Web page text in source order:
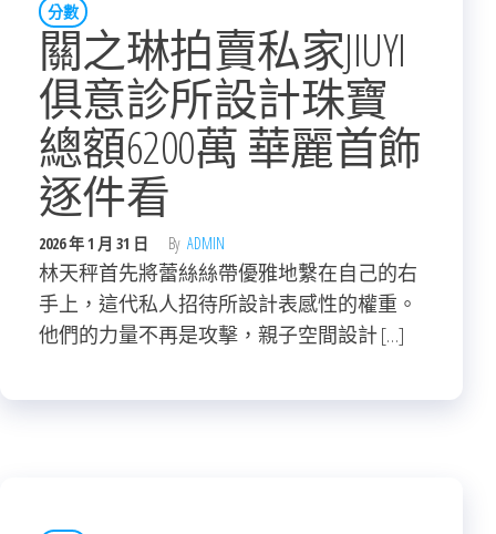
分數
關之琳拍賣私家JIUYI
俱意診所設計珠寶
總額6200萬 華麗首飾
逐件看
2026 年 1 月 31 日 By ADMIN
林天秤首先將蕾絲絲帶優雅地繫在自己的右
手上，這代私人招待所設計表感性的權重。
他們的力量不再是攻擊，親子空間設計 […]